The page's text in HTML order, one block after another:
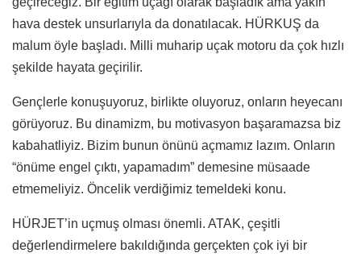
hava destek unsurlarıyla da donatılacak. HÜRKUŞ da
malum öyle başladı. Milli muharip uçak motoru da çok hızlı
şekilde hayata geçirilir.
Gençlerle konuşuyoruz, birlikte oluyoruz, onların heyecanı
görüyoruz. Bu dinamizm, bu motivasyon başaramazsa biz
kabahatliyiz. Bizim bunun önünü açmamız lazım. Onların
“önüme engel çıktı, yapamadım” demesine müsaade
etmemeliyiz. Öncelik verdiğimiz temeldeki konu.
HÜRJET’in uçmuş olması önemli. ATAK, çeşitli
değerlendirmelere bakıldığında gerçekten çok iyi bir